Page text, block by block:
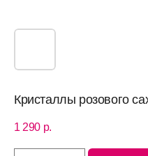
Кристаллы розового
1 290 р.